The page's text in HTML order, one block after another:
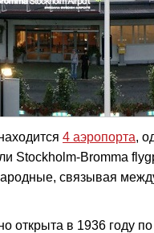
4 аэропорта,
Stockholm-Bromma
связывая
в 1936 году по